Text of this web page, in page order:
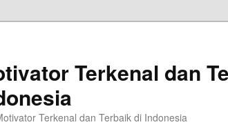
Terkenal dan
Terkenal dan Terbaik di Indonesia